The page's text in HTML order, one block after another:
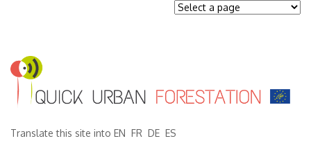
Translate this site into EN FR DE ES